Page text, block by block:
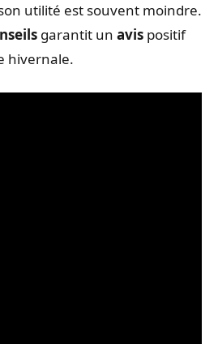
utilité est souvent moindre.
garantit un avis positif
hivernale.